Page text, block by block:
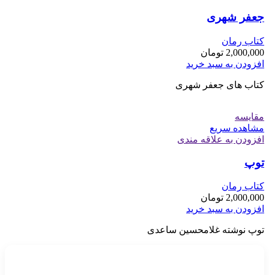
جعفر شهری
کتاب رمان
2,000,000 تومان
افزودن به سبد خرید
کتاب های جعفر شهری
مقایسه
مشاهده سریع
افزودن به علاقه مندی
توپ
کتاب رمان
2,000,000 تومان
افزودن به سبد خرید
توپ نوشته غلامحسین ساعدی